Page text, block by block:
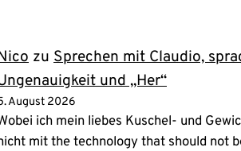
zu Sprechen mit Claudio,
und „Her“
August 2026
ich mein liebes Kuschel- und
mit the technology that should not